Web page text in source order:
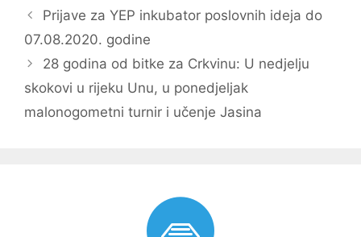
Navigacija
objava
Prijave za YEP inkubator poslovnih ideja do
07.08.2020. godine
28 godina od bitke za Crkvinu: U nedjelju
skokovi u rijeku Unu, u ponedjeljak
malonogometni turnir i učenje Jasina